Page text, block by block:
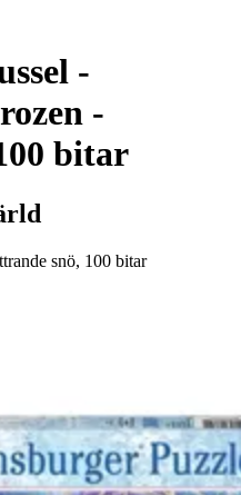
-
-
bitar
snö, 100 bitar